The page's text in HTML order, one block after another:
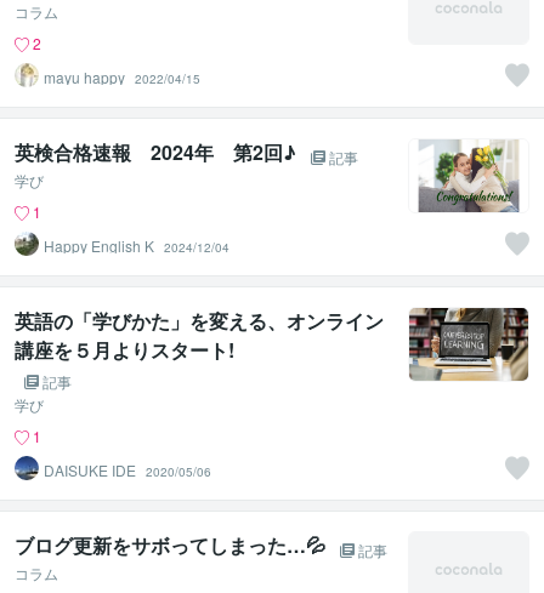
コラム
2
mayu happy 2022/04/15
英検合格速報 2024年 第2回♪
記事
学び
1
Happy English K 2024/12/04
英語の「学びかた」を変える、オンライン
講座を５月よりスタート!
記事
学び
1
DAISUKE IDE
2020/05/06
ブログ更新をサボってしまった…💦
記事
コラム